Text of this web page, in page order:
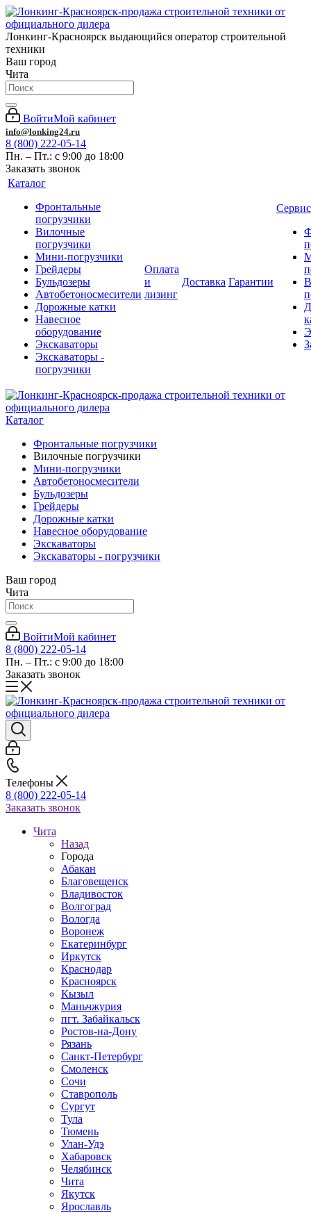
Лонкинг-Красноярск выдающийся оператор строительной
техники
Ваш город
Чита
ВойтиМой кабинет
info@lonking24.ru
8 (800) 222-05-14
Пн. – Пт.: с 9:00 до 18:00
Заказать звонок
Каталог
Фронтальные
погрузчики
Вилочные
погрузчики
Мини-погрузчики
Грейдеры
Бульдозеры
Автобетоносмесители
Дорожные катки
Навесное
оборудование
Экскаваторы
Экскаваторы -
погрузчики
Оплата
и
лизинг
Доставка Гарантии
Каталог
Фронтальные погрузчики
Вилочные погрузчики
Мини-погрузчики
Автобетоносмесители
Бульдозеры
Грейдеры
Дорожные катки
Навесное оборудование
Экскаваторы
Экскаваторы - погрузчики
Ваш город
Чита
ВойтиМой кабинет
8 (800) 222-05-14
Пн. – Пт.: с 9:00 до 18:00
Заказать звонок
Телефоны
8 (800) 222-05-14
Заказать звонок
Чита
Назад
Города
Абакан
Благовещенск
Владивосток
Волгоград
Вологда
Воронеж
Екатеринбург
Иркутск
Краснодар
Красноярск
Кызыл
Маньчжурия
пгт. Забайкальск
Ростов-на-Дону
Рязань
Санкт-Петербург
Смоленск
Сочи
Ставрополь
Сургут
Тула
Тюмень
Улан-Удэ
Хабаровск
Челябинск
Чита
Якутск
Ярославль